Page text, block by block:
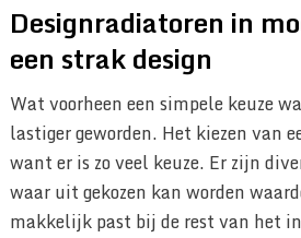
Designradiatoren in
een strak design
Wat voorheen een simpele keuze
lastiger geworden. Het kiezen van
want er is zo veel keuze. Er zijn
waar uit gekozen kan worden
makkelijk past bij de rest van het